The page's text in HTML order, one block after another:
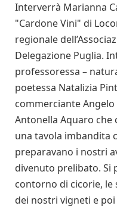
Interverrà Marianna
"Cardone Vini" di
regionale
Delegazione Puglia.
professoressa –
poetessa Natalizia
commerciante
Antonella Aquaro che
una tavola imbandita
preparavano i nostri
divenuto prelibato. Si
contorno di cicorie, le
dei nostri vigneti e